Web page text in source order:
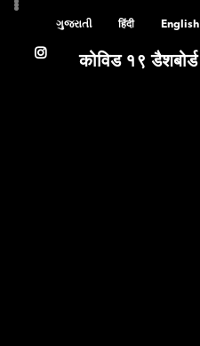
SkipUser
account
menu
English
हिंदी
ગુજરાતી
कोविड १९ डैशबोर्ड